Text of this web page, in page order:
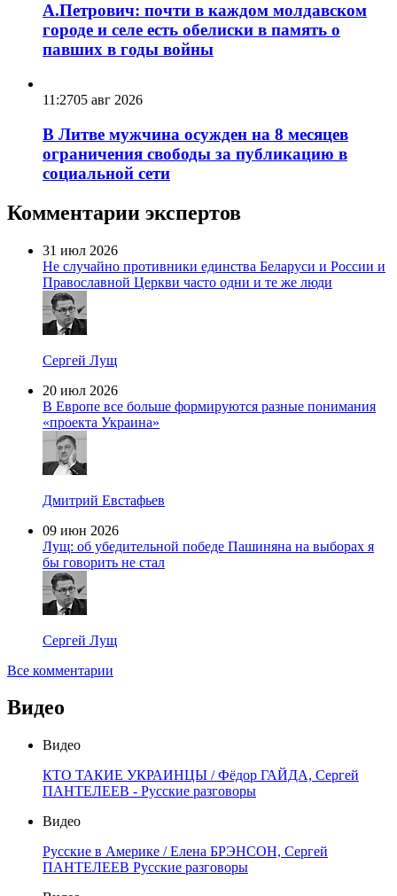
А.Петрович: почти в каждом молдавском
городе и селе есть обелиски в память о
павших в годы войны
11:2705 авг 2026
В Литве мужчина осужден на 8 месяцев
ограничения свободы за публикацию в
социальной сети
Комментарии экспертов
31 июл 2026
Не случайно противники единства Беларуси и России и
Православной Церкви часто одни и те же люди
Сергей Лущ
20 июл 2026
В Европе все больше формируются разные понимания
«проекта Украина»
Дмитрий Евстафьев
09 июн 2026
Лущ: об убедительной победе Пашиняна на выборах я
бы говорить не стал
Сергей Лущ
Все комментарии
Видео
Видео
КТО ТАКИЕ УКРАИНЦЫ / Фёдор ГАЙДА, Сергей
ПАНТЕЛЕЕВ - Русские разговоры
Видео
Русские в Америке / Елена БРЭНСОН, Сергей
ПАНТЕЛЕЕВ Русские разговоры